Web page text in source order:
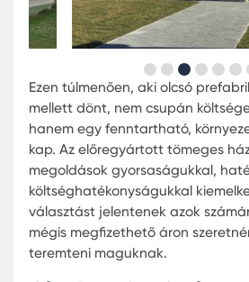
A tömeges prefabrikált
teret hódítanak
nagyvárosok környékén,
magasabbak és a
a projektek általában olyan
ahol a lakók hasonló
követnek.